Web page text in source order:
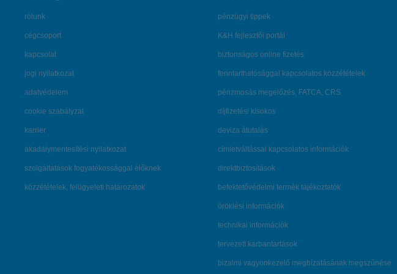
rólunk
cégcsoport
kapcsolat
jogi nyilatkozat
adatvédelem
cookie szabályzat
karrier
akadálymentesítési nyilatkozat
szolgáltatások fogyatékossággal élőknek
közzétételek, felügyeleti határozatok
pénzügyi tippek
K&H fejlesztői portál
biztonságos online fizetés
fenntarthatósággal kapcsolatos közzétételek
pénzmosás megelőzés, FATCA, CRS
díjfizetési kisokos
deviza átutalás
címletváltással kapcsolatos információk
direktbiztosítások
befektetővédelmi termék tájékoztatók
öröklési információk
technikai információk
tervezett karbantartások
bizalmi vagyonkezelő megbízatásának megszűnése